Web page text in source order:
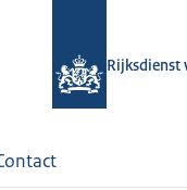
Rijksdienst